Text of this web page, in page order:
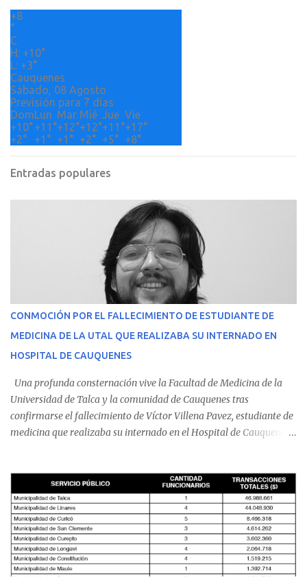
i
s
+8
°
C
H: +10°
L: +3°
Cauquenes
Sábado, 08 Agosto
Previsión para 7 días
DomLun Mar Mié Jue Vie
+10°+11°+12°+12°+11°+17°
+2° +1° +1° +2° +5° +8°
Entradas populares
CONMOCIÓN POR EL FALLECIMIENTO DE ESTUDIANTE DE
MEDICINA DE LA UTAL QUE REALIZABA SU INTERNADO EN
HOSPITAL DE CAUQUENES
Una profunda consternación vive la Facultad de Medicina de la
Universidad de Talca y la comunidad de Cauquenes tras
confirmarse el fallecimiento de Víctor Villena Pavez, estudiante de
medicina que realizaba su internado en el Hospital de Cauquenes.
malestares físicos. Dada la complejidad de su estado de salud, el
equipo médico determinó su traslado de urgencia al Hospital
Regional de Talca y dado la urgencia la ambulancia partió hacia
Talca con escolta de Carabineros. En medio del traslado, el
estudiante de medicina de 25 años, se agravó y pese a los esfuerzos
del personal de emergencia terminó falleciendo, sin alcanzar a
recibir atención especializada en el centro de destino. Apenas se